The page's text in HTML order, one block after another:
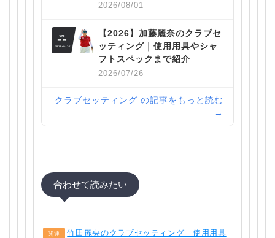
2026/08/01
【2026】加藤麗奈のクラブセ
ッティング｜使用用具やシャ
フトスペックまで紹介
2026/07/26
クラブセッティング の記事をもっと読む
→
合わせて読みたい
関連
竹田麗央のクラブセッティング｜使用用具